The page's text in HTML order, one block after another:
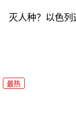
灭人种？以色列
最热